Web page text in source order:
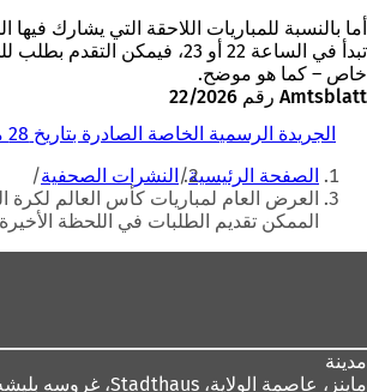
أما بالنسبة للمباريات اللاحقة التي يشارك فيها
تبدأ في الساعة 22 أو 23، فيمكن
خاص – كما هو موضح.
Amtsblatt رقم 22/2026
الجريدة الرسمية الخاصة الصادرة بتاريخ 28 مايو 2026
أنت
هنا
الصفحة الرئيسية
النشرات الصحفية
العرض العام لمباريات كأس العالم لكرة
الممكن تقديم الطلبات في اللحظة الأخيرة
مدينة
ماينز، عاصمة الولاية،